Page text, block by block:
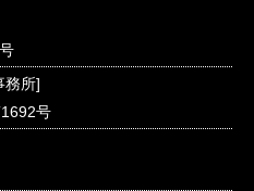
務所]
号